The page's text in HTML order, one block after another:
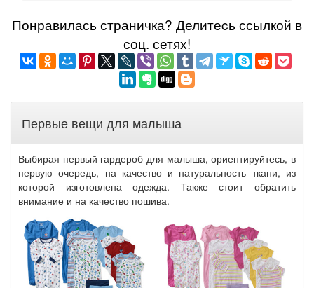
Понравилась страничка? Делитеcь ссылкой в
соц. сетях!
Первые вещи для малыша
Выбирая первый гардероб для малыша, ориентируйтесь, в
первую очередь, на качество и натуральность ткани, из
которой изготовлена одежда. Также стоит обратить
внимание и на качество пошива.